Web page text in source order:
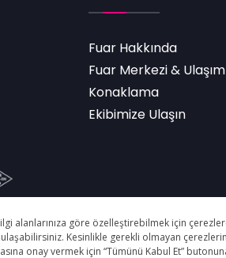
Fuar Hakkında
Fuar Merkezi & Ulaşım
Konaklama
Ekibimize Ulaşın